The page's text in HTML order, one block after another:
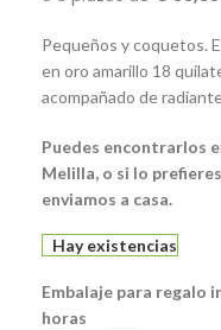
Pequeños y coquetos.
en oro amarillo 18
acompañado de
Puedes encontrarlos
Melilla, o si lo
enviamos a casa.
Hay existencias
Embalaje para regalo
horas